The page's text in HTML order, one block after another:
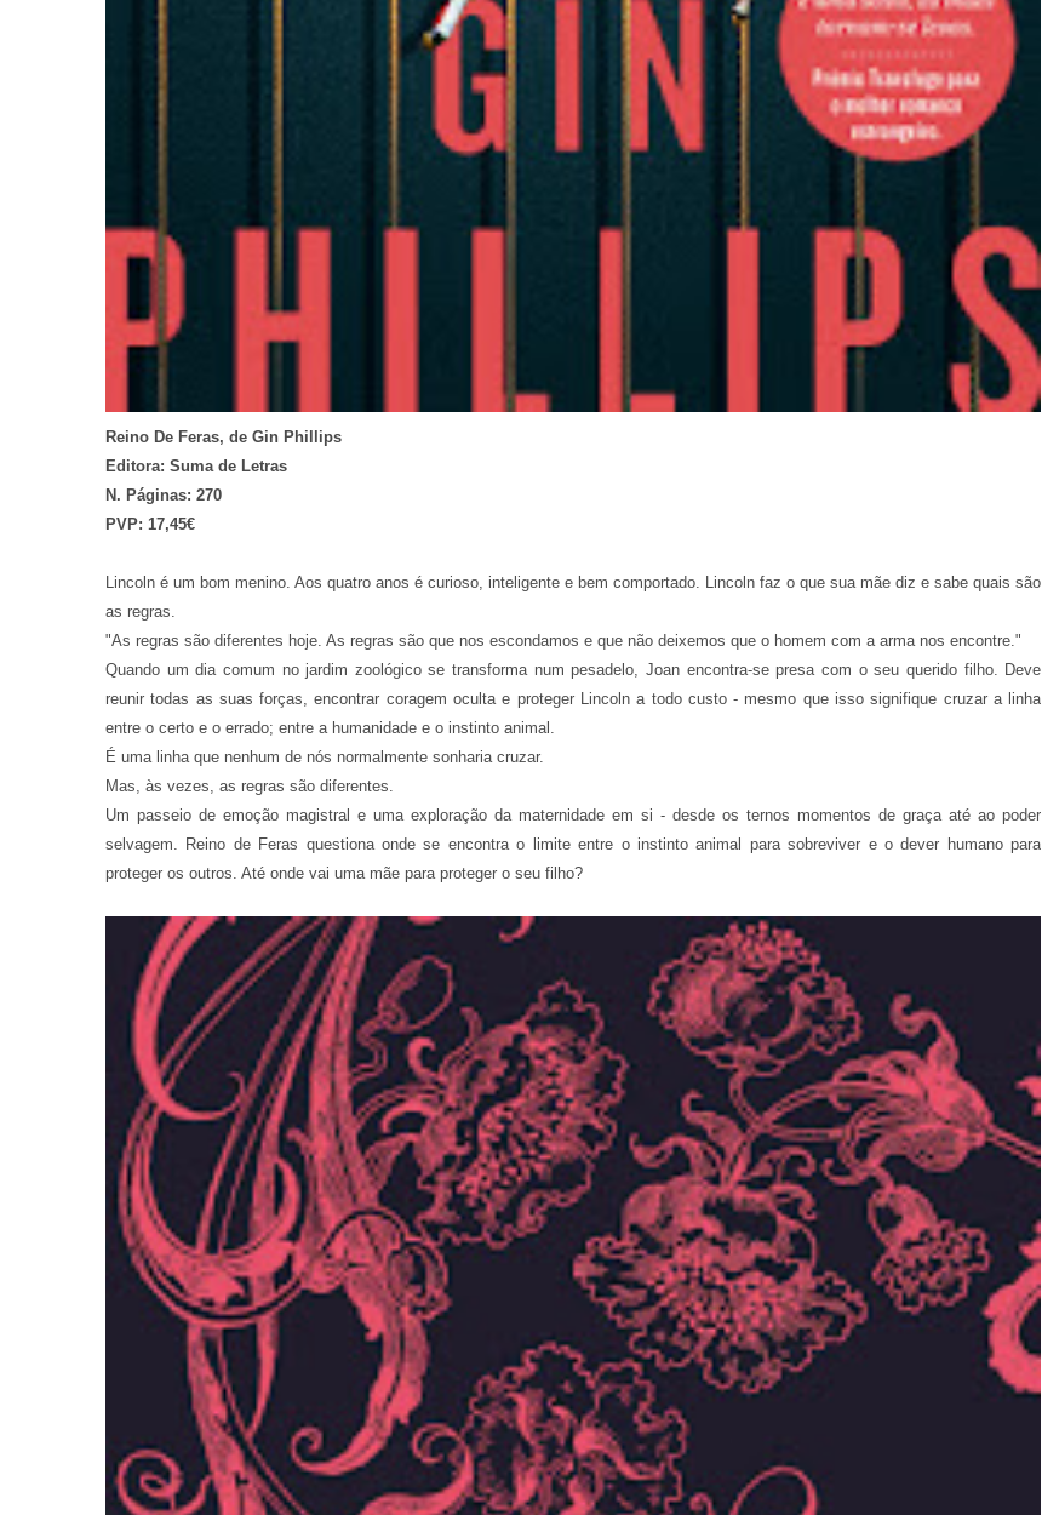
Reino De Feras, de Gin Phillips
Editora: Suma de Letras
N. Páginas: 270
PVP: 17,45€
Lincoln é um bom menino. Aos quatro anos é curioso, inteligente e bem comportado. Lincoln faz o que sua mãe diz e sabe quais são
as regras.
"As regras são diferentes hoje. As regras são que nos escondamos e que não deixemos que o homem com a arma nos encontre."
Quando um dia comum no jardim zoológico se transforma num pesadelo, Joan encontra-se presa com o seu querido filho. Deve
reunir todas as suas forças, encontrar coragem oculta e proteger Lincoln a todo custo - mesmo que isso signifique cruzar a linha
entre o certo e o errado; entre a humanidade e o instinto animal.
É uma linha que nenhum de nós normalmente sonharia cruzar.
Mas, às vezes, as regras são diferentes.
Um passeio de emoção magistral e uma exploração da maternidade em si - desde os ternos momentos de graça até ao poder
selvagem. Reino de Feras questiona onde se encontra o limite entre o instinto animal para sobreviver e o dever humano para
proteger os outros. Até onde vai uma mãe para proteger o seu filho?